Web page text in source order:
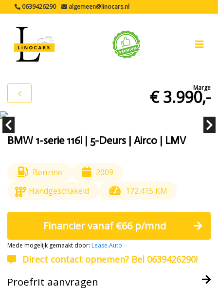
0639426290 algemeen@linocars.nl
Marge
€ 3.990,-
BMW 1-serie 116i | 5-Deurs | Airco | LMV
Benzine
2009
Handgeschakeld
172.415 KM
Financier vanaf €66 p/mnd
Mede mogelijk gemaakt door: Lease.Auto
Direct contact opnemen? Bel 0639426290!
Proefrit aanvragen